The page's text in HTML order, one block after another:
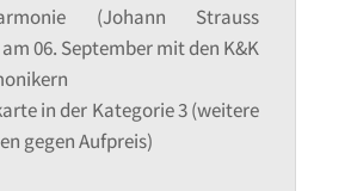
(Johann Strauss
06. September mit den K&K
in der Kategorie 3 (weitere
gegen Aufpreis)